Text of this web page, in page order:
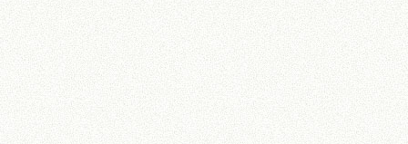
ディナー17:00～23:00
(L.O.22:00、ドリンクL.O.22:30)
アクセス ： 新宿駅
JR山手線
西武新宿駅